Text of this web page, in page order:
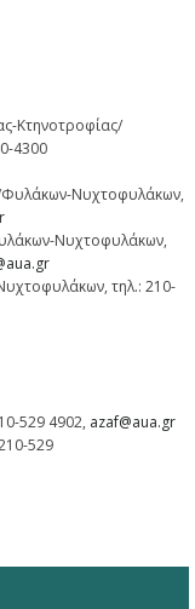
Κτηνοτροφίας/
4300
Νυχτοφυλάκων,
Νυχτοφυλάκων,
τηλ.: 210-
529 4902, azaf@aua.gr
529